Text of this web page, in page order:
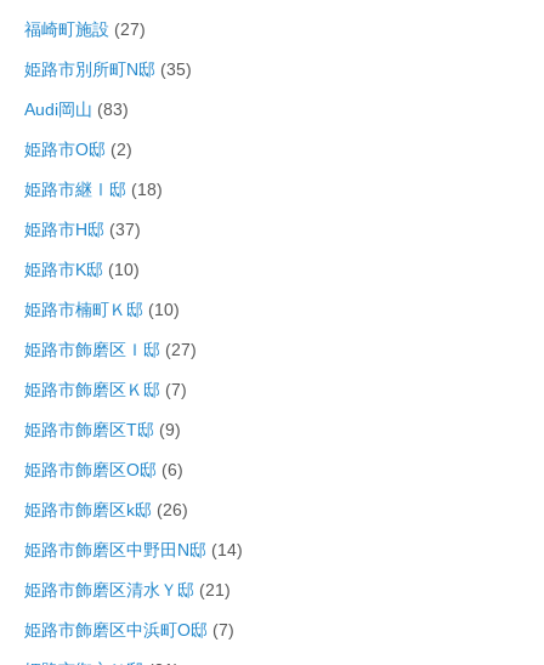
福崎町施設 (27)
姫路市別所町N邸 (35)
Audi岡山 (83)
姫路市O邸 (2)
姫路市継Ⅰ邸 (18)
姫路市H邸 (37)
姫路市K邸 (10)
姫路市楠町Ｋ邸 (10)
姫路市飾磨区Ｉ邸 (27)
姫路市飾磨区Ｋ邸 (7)
姫路市飾磨区T邸 (9)
姫路市飾磨区O邸 (6)
姫路市飾磨区k邸 (26)
姫路市飾磨区中野田N邸 (14)
姫路市飾磨区清水Ｙ邸 (21)
姫路市飾磨区中浜町O邸 (7)